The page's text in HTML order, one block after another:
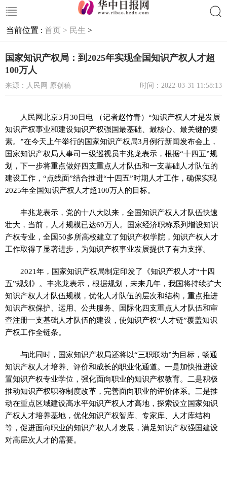
当前位置 : 首页 > 民生 >
国家知识产权局：到2025年实现全国知识产权人才超
100万人
来源：人民网 原创稿 时间：2022-03-31 11:58:13
人民网北京3月30日电 （记者赵竹青）“知识产权人才是发展
知识产权事业和建设知识产权强国最基础、最核心、最关键的要
素。”在今天上午举行的国家知识产权局3月例行新闻发布会上，
国家知识产权局人事司一级巡视员丰兆龙表示，根据“十四五”规
划，下一步将重点做好四支重点人才队伍和一支基础人才队伍的
建设工作，“点线面”结合推进“十四五”时期人才工作，确保实现
2025年全国知识产权人才超100万人的目标。
丰兆龙表示，党的十八大以来，全国知识产权人才队伍快速
壮大，当前，人才规模已达69万人。国家经济职称系列增设知识
产权专业，全国50多所高校建立了知识产权学院，知识产权人才
工作取得了显著进步，为知识产权事业发展提供了有力支撑。
2021年，国家知识产权局制定印发了《知识产权人才“十四
五”规划》。丰兆龙表示，根据规划，未来几年，我国将持续扩大
知识产权人才队伍规模，优化人才队伍的层次和结构，重点推进
知识产权保护、运用、公共服务、国际化四支重点人才队伍和审
查注册一支基础人才队伍的建设，使知识产权“人才链”覆盖知识
产权工作全链条。
与此同时，国家知识产权局还将以“三职联动”为目标，畅通
知识产权人才培养、评价和成长的职业化通道。一是加快推进设
置知识产权专业学位，强化面向职业的知识产权教育。二是积极
推动知识产权职称制度改革，完善面向职业的评价体系。三是推
动在重点区域建设高水平知识产权人才高地，探索设立国家知识
产权人才培养基地，优化知识产权智库、专家库、人才库结构
等，促进面向职业的知识产权人才发展，满足知识产权强国建设
对高层次人才的需要。